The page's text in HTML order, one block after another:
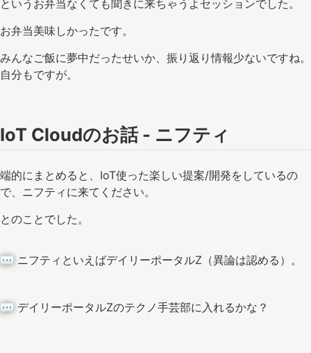
というお弁当なくても聞きに来ちゃうよセッションでした。
お弁当美味しかったです。
みんなご飯に夢中だったせいか、振り返り情報少ないですね。
自分もですが。
IoT Cloudのお話 - ニフティ
端的にまとめると、IoT使った楽しい提案/開発をしているの
で、ニフティに来てください。
とのことでした。
ニフティといえばデイリーポータルZ（異論は認める）。
デイリーポータルZのテクノ手芸部に入れるかな？